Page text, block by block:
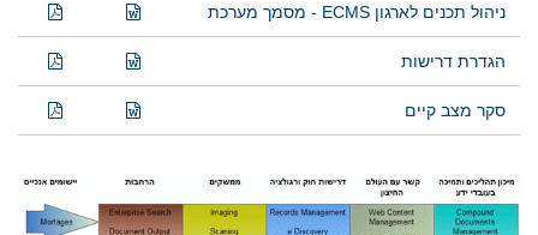
ניהול תכנים לארגון ECMS - מסמך מערכת
הגדרת דרישות
סקר מצב קיים